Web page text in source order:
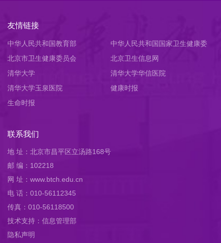
友情链接
中华人民共和国教育部
中华人民共和国国家卫生健康委
员会
北京市卫生健康委员会
北京卫生信息网
清华大学
清华大学华信医院
清华大学玉泉医院
健康时报
生命时报
联系我们
地 址：北京市昌平区立汤路168号
邮 编：102218
网 址：www.btch.edu.cn
电 话：010-56112345
传真：010-56118500
技术支持：信息管理部
隐私声明